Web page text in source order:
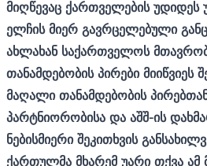
მიღწევაც ქართველების უდიდეს
ელჩის მიერ გავრცელებული
ახლახან საქართველოს
თანამდებობის პირები მიიწვიეს
მაღალი თანამდებობის
პარტნიორობისა და აშშ-ის
ნებისმიერი შეკითხვის
ქართულმა მხარემ უარი თქვა ამ